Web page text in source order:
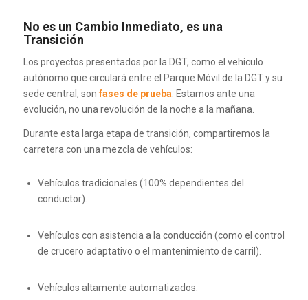
No es un Cambio Inmediato, es una
Transición
Los proyectos presentados por la DGT, como el vehículo
autónomo que circulará entre el Parque Móvil de la DGT y su
sede central, sonfases de prueba . Estamos ante una
evolución, no una revolución de la noche a la mañana.
Durante esta larga etapa de transición, compartiremos la
carretera con una mezcla de vehículos:
Vehículos tradicionales (100% dependientes del
conductor).
Vehículos con asistencia a la conducción (como el control
de crucero adaptativo o el mantenimiento de carril).
Vehículos altamente automatizados.